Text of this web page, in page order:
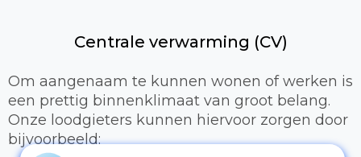
Centrale verwarming (CV)
Om aangenaam te kunnen wonen of werken is
een prettig binnenklimaat van groot belang.
Onze loodgieters kunnen hiervoor zorgen door
bijvoorbeeld: